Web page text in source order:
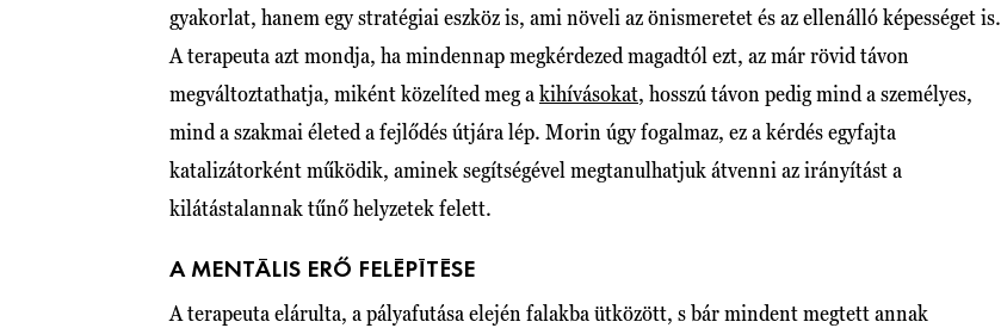
gyakorlat, hanem egy stratégiai eszköz is, ami növeli az önismeretet és az ellenálló képességet is.
A terapeuta azt mondja, ha mindennap megkérdezed magadtól ezt, az már rövid távon
megváltoztathatja, miként közelíted meg a kihívásokat, hosszú távon pedig mind a személyes,
mind a szakmai életed a fejlődés útjára lép. Morin úgy fogalmaz, ez a kérdés egyfajta
katalizátorként működik, aminek segítségével megtanulhatjuk átvenni az irányítást a
kilátástalannak tűnő helyzetek felett.
A MENTÁLIS ERŐ FELÉPÍTÉSE
A terapeuta elárulta, a pályafutása elején falakba ütközött, s bár mindent megtett annak